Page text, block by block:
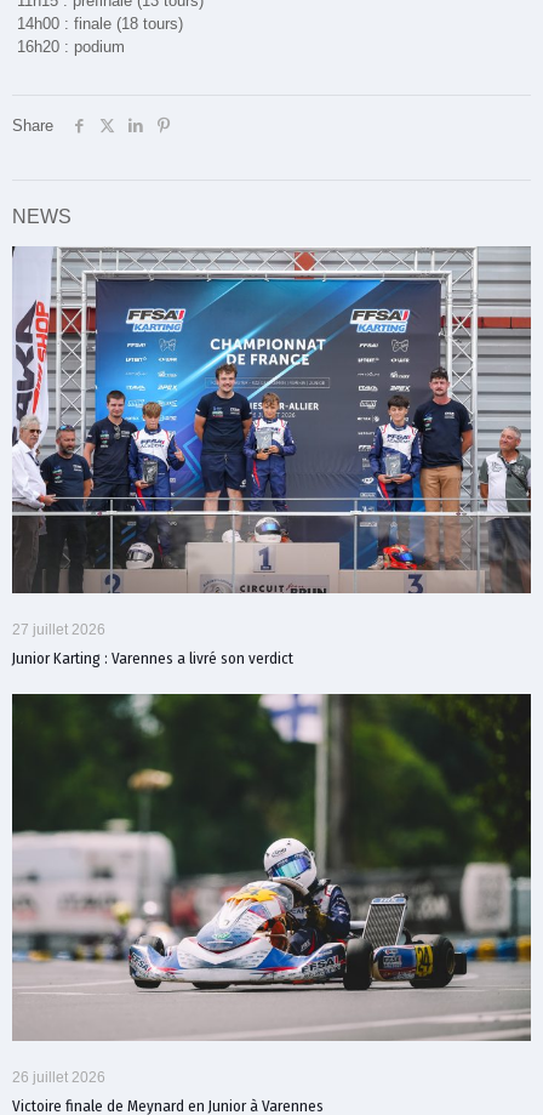
14h00 : finale (18 tours)
16h20 : podium
Share
NEWS
27 juillet 2026
Junior Karting : Varennes a livré son verdict
26 juillet 2026
Victoire finale de Meynard en Junior à Varennes